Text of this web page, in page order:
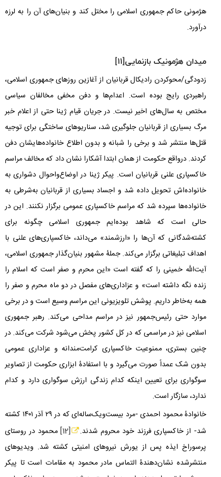
هژمونی حاکم جمهوری اسلامی را مختل کند و بنیان‌های آن را به لرزه
درآورد.
میدان هژمونیک بازنمایی[11]
زدودگی/محوکردن رادیکال قربانیان از آغازین روزهای جمهوری اسلامی،
راهبردی رایج بوده است. اعدام‌ها و دفن مخفی مخالفان سیاسی
مختص به سال‌های اخیر نیست. در جریان قیام ژینا حتی از اعلام خبر
مرگ بسیاری از قربانیان جلوگیری شد، سناریوهای ساختگی برای توجیه
قتل‌ها منتشر شد و برخی را شبانه و بدون اطلاع خانواده‌هایشان دفن
کردند. درواقع حکومت از همان ابتدا آشکارا نشان داد که مخالف مراسم
خاکسپاری علنی قربانیان است. پیکر ژینا در اوضاع‌و‌احوال دشواری به
خانواده‌اش تحویل داده شد و اجساد بسیاری از قربانیان به‌شرطی به
خانواده‌ها سپرده شد که مراسم خاکسپاری عمومی برگزار نکنند. این در
حالی است که شاهد بوده‌ایم جمهوری اسلامی چگونه برای
کشته‌شدگانی که آن‌ها را «ارزشمند» می‌داند، خاکسپاری‌های علنی با
اهداف تبلیغاتی برگزار می‌کند. جملۀ مشهور بنیان‌گذار جمهوری اسلامی،
آیت‌الله خمینی را که گفته است «این محرم و صفر است که اسلام را
زنده نگه داشته است» و عزاداری‌های مفصل در دو ماه محرم و صفر را
همه به‌خاطر داریم. پوشش تلویزیونی این مراسم وسیع است و در برخی
موارد حتی رئیس‌جمهور نیز در مراسم مداحی می‌کند. رهبر جمهوری
اسلامی نیز در مراسمی که در کل کشور پخش می‌شود شرکت می‌کند. در
چنین بستری، ممنوعیت خاکسپاری کرامت‌مندانه و عزاداری عمومی
بدون شک عمداً صورت می‌گیرد و با استفادۀ ابزاری حکومت از تصاویر
سوگواری برای تعیین اینکه کدام زندگی ارزش سوگواری دارد و کدام
ندارد، سازگار است.
خانوادۀ محمود احمدی -مرد بیست‎‎‌ویک‌ساله‌ای که در
۲۹آذر۱۴۰۱ کشته
شد- از خاکسپاری فرزند خود محروم شدند.
[12]محمود در روستای
پرسوراخ ایذه پس از یورش نیروهای امنیتی کشته شد. ویدیوهای
منتشرشده نشان‌دهندۀ التماس‌ مادر محمود به مقامات است تا پیکر